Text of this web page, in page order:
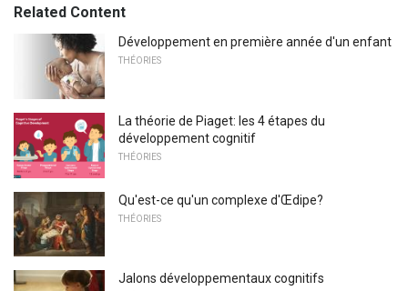
Related Content
Développement en première année d'un enfant
THÉORIES
La théorie de Piaget: les 4 étapes du
développement cognitif
THÉORIES
Qu'est-ce qu'un complexe d'Œdipe?
THÉORIES
Jalons développementaux cognitifs